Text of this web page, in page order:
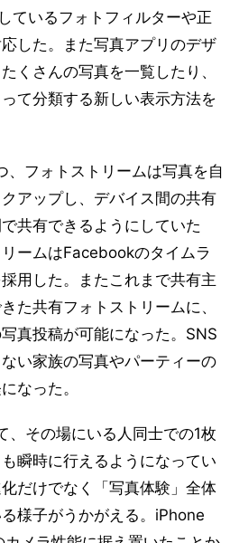
ているフォトフィルターや正
した。また写真アプリのデザ
くさんの写真を一覧したり、
て分類する新しい表示方法を
、フォトストリームは写真を自
アップし、デバイス間の共有
共有できるようにしていた
ームはFacebookのタイムラ
用した。またこれまで共有主
た共有フォトストリームに、
真投稿が可能になった。SNS
い家族の写真やパーティーの
なった。
、その場にいる人同士での1枚
瞬時に行えるようになってい
だけでなく「写真体験」全体
様子がうかがえる。iPhone